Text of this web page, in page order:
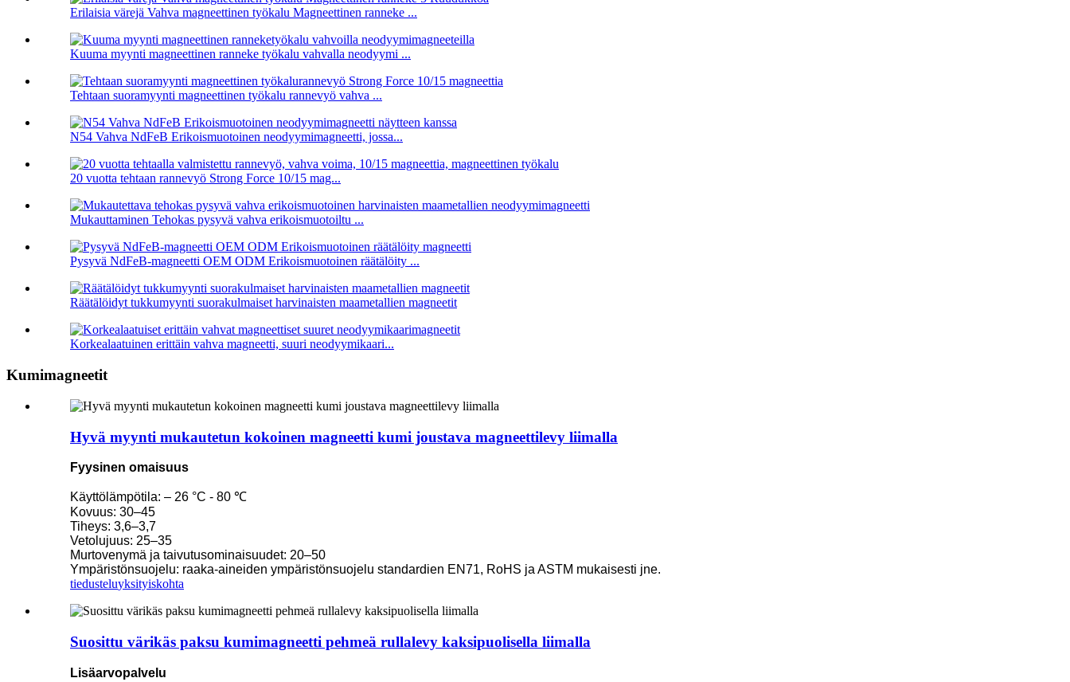
Erilaisia ​​värejä Vahva magneettinen työkalu Magneettinen ranneke ...
Kuuma myynti magneettinen ranneke työkalu vahvalla neodyymi ...
Tehtaan suoramyynti magneettinen työkalu rannevyö vahva ...
N54 Vahva NdFeB Erikoismuotoinen neodyymimagneetti, jossa...
20 vuotta tehtaan rannevyö Strong Force 10/15 mag...
Mukauttaminen Tehokas pysyvä vahva erikoismuotoiltu ...
Pysyvä NdFeB-magneetti OEM ODM Erikoismuotoinen räätälöity ...
Räätälöidyt tukkumyynti suorakulmaiset harvinaisten maametallien magneetit
Korkealaatuinen erittäin vahva magneetti, suuri neodyymikaari...
Kumimagneetit
Hyvä myynti mukautetun kokoinen magneetti kumi joustava magneettilevy liimalla
Fyysinen omaisuus
Käyttölämpötila: – 26 °C - 80 ℃
Kovuus: 30–45
Tiheys: 3,6–3,7
Vetolujuus: 25–35
Murtovenymä ja taivutusominaisuudet: 20–50
Ympäristönsuojelu: raaka-aineiden ympäristönsuojelu standardien EN71, RoHS ja ASTM mukaisesti jne.
tiedusteluyksityiskohta
Suosittu värikäs paksu kumimagneetti pehmeä rullalevy kaksipuolisella liimalla
Lisäarvopalvelu